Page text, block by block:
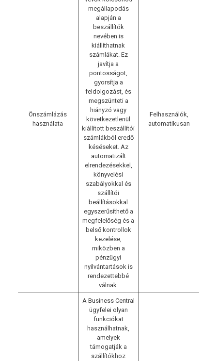
Önszámlázás
használata
megállapodás
alapján a
beszállítók
nevében is
kiállíthatnak
számlákat. Ez
javítja a
pontosságot,
gyorsítja a
feldolgozást, és
megszünteti a
hiányzó vagy
következetlenül
kiállított beszállítói
számlákból eredő
késéseket. Az
automatizált
elrendezésekkel,
könyvelési
szabályokkal és
szállítói
beállításokkal
egyszerűsíthető a
megfelelőség és a
belső kontrollok
kezelése,
miközben a
pénzügyi
nyilvántartások is
rendezettebbé
válnak.
Felhasználók,
automatikusan
A Business Central
ügyfelei olyan
funkciókat
használhatnak,
amelyek
támogatják a
szállítókhoz